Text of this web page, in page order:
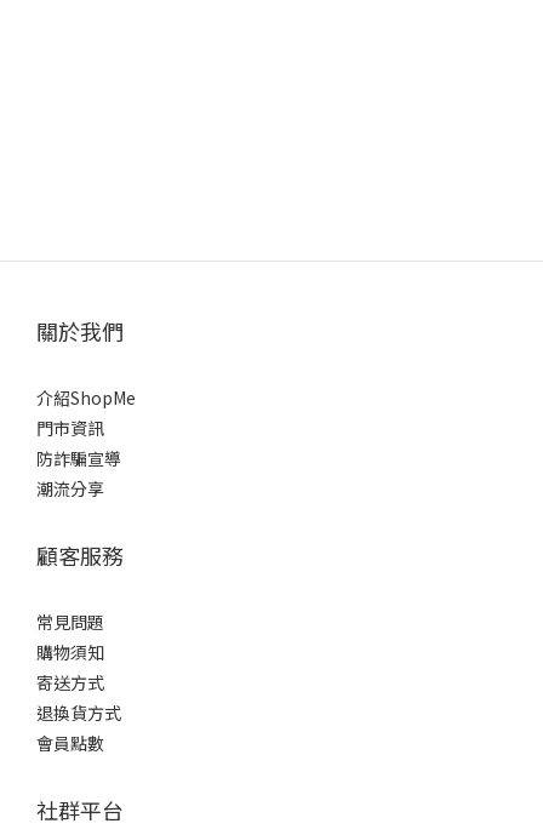
關於我們
介紹ShopMe
門市資訊
防詐騙宣導
潮流分享
顧客服務
常見問題
購物須知
寄送方式
退換貨方式
會員點數
社群平台